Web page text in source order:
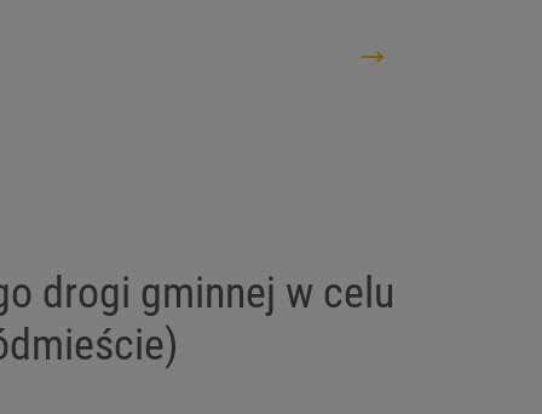
drogi gminnej w celu